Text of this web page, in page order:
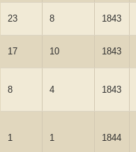
23 8 1843
17 10 1843
8 4 1843
1 1 1844